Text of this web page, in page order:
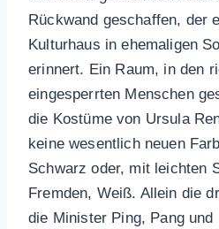
Rückwand geschaffen, der
Kulturhaus in ehemaligen
erinnert. Ein Raum, in den
eingesperrten Menschen
die Kostüme von Ursula
keine wesentlich neuen
Schwarz oder, mit leichten
Fremden, Weiß. Allein die
die Minister Ping, Pang und